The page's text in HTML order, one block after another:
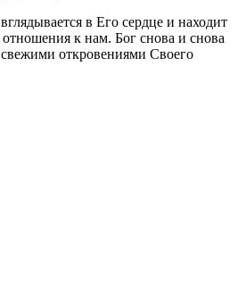
в Его сердце и находит
отношения к нам. Бог снова и снова
свежими откровениями Своего